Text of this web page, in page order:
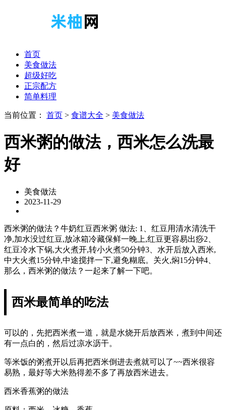
首页
美食做法
超级好吃
正宗配方
简单料理
当前位置： 首页 > 食谱大全 > 美食做法
西米粥的做法，西米怎么洗最
好
美食做法
2023-11-29
西米粥的做法？牛奶红豆西米粥 做法: 1、红豆用清水清洗干
净,加水没过红豆,放冰箱冷藏保鲜一晚上,红豆更容易出痧2、
红豆冷水下锅,大火煮开,转小火煮50分钟3、水开后放入西米,
中大火煮15分钟,中途搅拌一下,避免糊底。关火,焖15分钟4、
那么，西米粥的做法？一起来了解一下吧。
西米最简单的吃法
可以的，先把西米煮一道，就是水烧开后放西米，煮到中间还
有一点白的，然后过凉水沥干。
等米饭的粥煮开以后再把西米倒进去煮就可以了~~西米很容
易熟，最好等大米熟得差不多了再放西米进去。
西米香蕉粥的做法